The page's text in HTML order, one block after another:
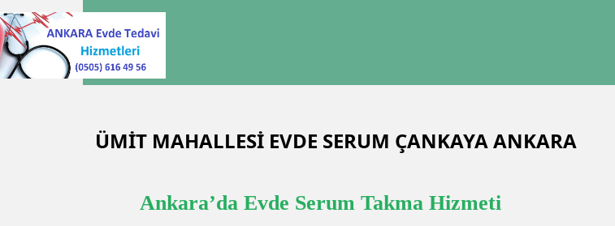
ÜMİT MAHALLESİ EVDE SERUM ÇANKAYA ANKARA
Ankara’da Evde Serum Takma Hizmeti